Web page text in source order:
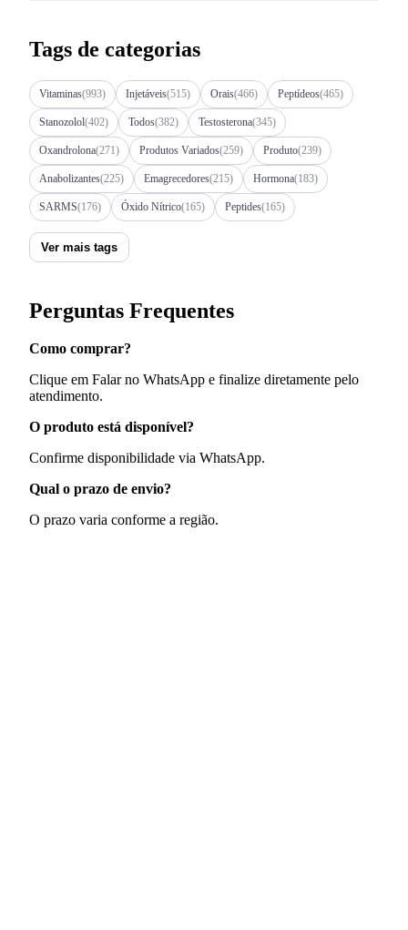
Tags de categorias
Vitaminas(993) Injetáveis(515) Orais(466) Peptídeos(465)
Stanozolol(402) Todos(382) Testosterona(345)
Oxandrolona(271) Produtos Variados(259) Produto(239)
Anabolizantes(225) Emagrecedores(215) Hormona(183)
SARMS(176) Óxido Nítrico(165) Peptides(165)
Ver mais tags
Perguntas Frequentes
Como comprar?
Clique em Falar no WhatsApp e finalize diretamente pelo
atendimento.
O produto está disponível?
Confirme disponibilidade via WhatsApp.
Qual o prazo de envio?
O prazo varia conforme a região.